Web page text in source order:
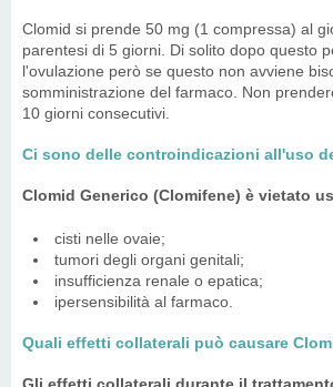
Clomid si prende 50 mg (1 compressa) al
parentesi di 5 giorni. Di solito dopo questo
l'ovulazione però se questo non avviene
somministrazione del farmaco. Non
10 giorni consecutivi.
Ci sono delle controindicazioni all'uso
Clomid Generico (Clomifene) è vietato
cisti nelle ovaie;
tumori degli organi genitali;
insufficienza renale o epatica;
ipersensibilità al farmaco.
Quali effetti collaterali può causare